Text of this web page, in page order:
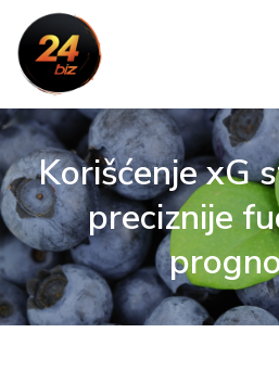
content
Korišćenje xG
preciznije